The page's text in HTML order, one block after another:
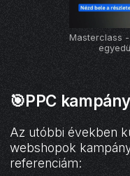
Masterclass
🎯PPC
Az utóbbi években
webshopok
referenciám: